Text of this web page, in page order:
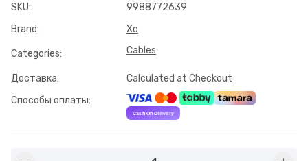
SKU:
9988772639
Brand: Xo
Categories: Cables
Доставка:
Calculated at Checkout
Способы оплаты: